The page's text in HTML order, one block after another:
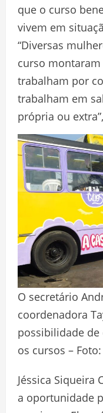
que o curso
vivem em
“Diversas
curso
trabalham por
trabalham em
própria ou
O secretário
coordenadora
possibilidade de
os cursos –
Jéssica Siqueira
a oportunidade